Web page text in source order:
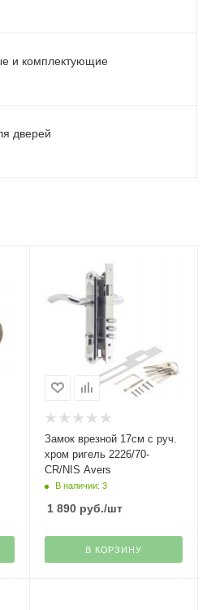
и комплектующие
дверей
Замок врезной 17см с руч.
хром ригель 2226/70-
CR/NIS Avers
В наличии: 3
1 890руб./шт
В КОРЗИНУ